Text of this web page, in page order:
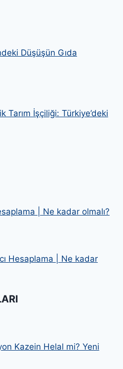
Düşüşün Gıda
Tarım İşçiliği: Türkiye’deki
| Ne kadar olmalı?
Hesaplama | Ne kadar
Kazein Helal mi? Yeni